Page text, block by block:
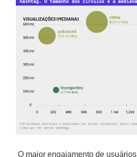
O maior engajamento de